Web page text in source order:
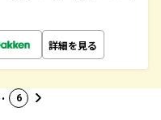
詳細を見る
6